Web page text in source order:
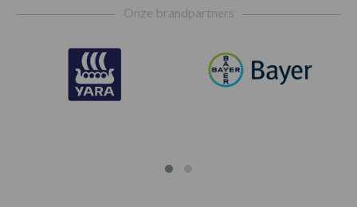
Onze brandpartners